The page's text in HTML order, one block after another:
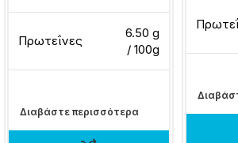
Πρωτεΐνες
6.50 g
/ 100g
Διαβάστε περισσότερα